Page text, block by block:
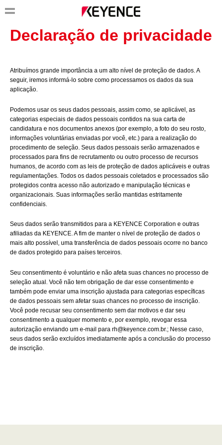
Declaração de privacidade
Atribuímos grande importância a um alto nível de proteção de dados. A
seguir, iremos informá-lo sobre como processamos os dados da sua
aplicação.
Podemos usar os seus dados pessoais, assim como, se aplicável, as
categorias especiais de dados pessoais contidos na sua carta de
candidatura e nos documentos anexos (por exemplo, a foto do seu rosto,
informações voluntárias enviadas por você, etc.) para a realização do
procedimento de seleção. Seus dados pessoais serão armazenados e
processados para fins de recrutamento ou outro processo de recursos
humanos, de acordo com as leis de proteção de dados aplicáveis e outras
regulamentações. Todos os dados pessoais coletados e processados são
protegidos contra acesso não autorizado e manipulação técnicas e
organizacionais. Suas informações serão mantidas estritamente
confidenciais.
Seus dados serão transmitidos para a KEYENCE Corporation e outras
afiliadas da KEYENCE. A fim de manter o nível de proteção de dados o
mais alto possível, uma transferência de dados pessoais ocorre no banco
de dados protegido para países terceiros.
Seu consentimento é voluntário e não afeta suas chances no processo de
seleção atual. Você não tem obrigação de dar esse consentimento e
também pode enviar uma inscrição ajustada para categorias específicas
de dados pessoais sem afetar suas chances no processo de inscrição.
Você pode recusar seu consentimento sem dar motivos e dar seu
consentimento a qualquer momento e, por exemplo, revogar essa
autorização enviando um e-mail para rh@keyence.com.br.; Nesse caso,
seus dados serão excluídos imediatamente após a conclusão do processo
de inscrição.